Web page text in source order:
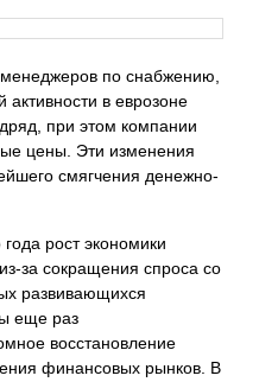
по снабжению,
активности в еврозоне
при этом компании
цены. Эти изменения
смягчения денежно-
рост экономики
за сокращения спроса со
развивающихся
еще раз
восстановление
финансовых рынков. В